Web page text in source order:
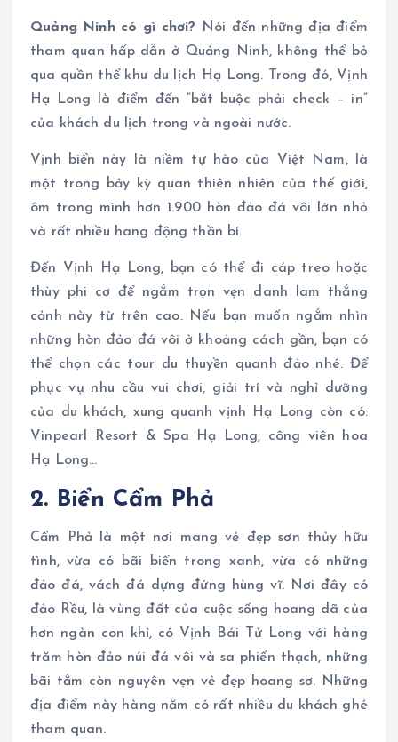
Quảng Ninh có gì chơi? Nói đến những địa điểm
tham quan hấp dẫn ở Quảng Ninh, không thể bỏ
qua quần thể khu du lịch Hạ Long. Trong đó, Vịnh
Hạ Long là điểm đến “bắt buộc phải check – in”
của khách du lịch trong và ngoài nước.
Vịnh biển này là niềm tự hào của Việt Nam, là
một trong bảy kỳ quan thiên nhiên của thế giới,
ôm trong mình hơn 1.900 hòn đảo đá vôi lớn nhỏ
và rất nhiều hang động thần bí.
Đến Vịnh Hạ Long, bạn có thể đi cáp treo hoặc
thùy phi cơ để ngắm trọn vẹn danh lam thắng
cảnh này từ trên cao. Nếu bạn muốn ngắm nhìn
những hòn đảo đá vôi ở khoảng cách gần, bạn có
thể chọn các tour du thuyền quanh đảo nhé. Để
phục vụ nhu cầu vui chơi, giải trí và nghỉ dưỡng
của du khách, xung quanh vịnh Hạ Long còn có:
Vinpearl Resort & Spa Hạ Long, công viên hoa
Hạ Long…
2. Biển Cẩm Phả
Cẩm Phả là một nơi mang vẻ đẹp sơn thủy hữu
tình, vừa có bãi biển trong xanh, vừa có những
đảo đá, vách đá dựng đứng hùng vĩ. Nơi đây có
đảo Rều, là vùng đất của cuộc sống hoang dã của
hơn ngàn con khỉ, có Vịnh Bái Tử Long với hàng
trăm hòn đảo núi đá vôi và sa phiến thạch, những
bãi tắm còn nguyên vẹn vẻ đẹp hoang sơ. Những
địa điểm này hàng năm có rất nhiều du khách ghé
tham quan.